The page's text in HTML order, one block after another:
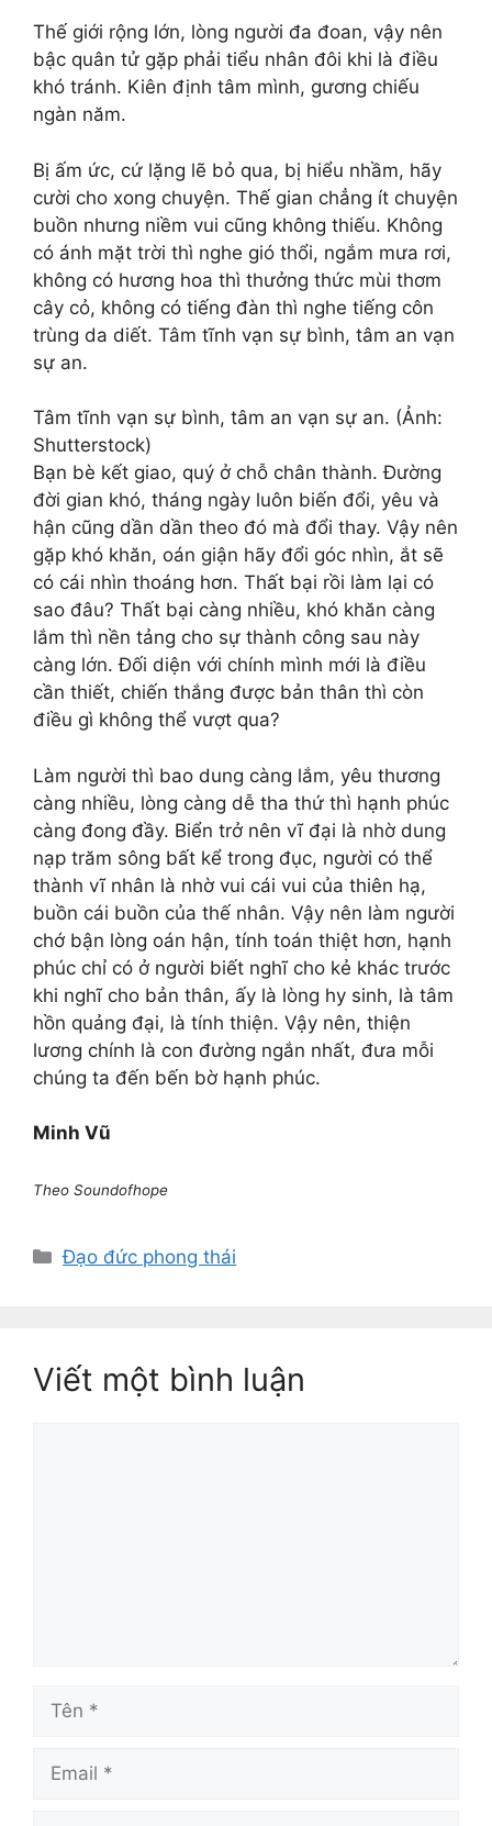
Thế giới rộng lớn, lòng người đa đoan, vậy nên
bậc quân tử gặp phải tiểu nhân đôi khi là điều
khó tránh. Kiên định tâm mình, gương chiếu
ngàn năm.
Bị ấm ức, cứ lặng lẽ bỏ qua, bị hiểu nhầm, hãy
cười cho xong chuyện. Thế gian chẳng ít chuyện
buồn nhưng niềm vui cũng không thiếu. Không
có ánh mặt trời thì nghe gió thổi, ngắm mưa rơi,
không có hương hoa thì thưởng thức mùi thơm
cây cỏ, không có tiếng đàn thì nghe tiếng côn
trùng da diết. Tâm tĩnh vạn sự bình, tâm an vạn
sự an.
Tâm tĩnh vạn sự bình, tâm an vạn sự an. (Ảnh:
Shutterstock)
Bạn bè kết giao, quý ở chỗ chân thành. Đường
đời gian khó, tháng ngày luôn biến đổi, yêu và
hận cũng dần dần theo đó mà đổi thay. Vậy nên
gặp khó khăn, oán giận hãy đổi góc nhìn, ắt sẽ
có cái nhìn thoáng hơn. Thất bại rồi làm lại có
sao đâu? Thất bại càng nhiều, khó khăn càng
lắm thì nền tảng cho sự thành công sau này
càng lớn. Đối diện với chính mình mới là điều
cần thiết, chiến thắng được bản thân thì còn
điều gì không thể vượt qua?
Làm người thì bao dung càng lắm, yêu thương
càng nhiều, lòng càng dễ tha thứ thì hạnh phúc
càng đong đầy. Biển trở nên vĩ đại là nhờ dung
nạp trăm sông bất kể trong đục, người có thể
thành vĩ nhân là nhờ vui cái vui của thiên hạ,
buồn cái buồn của thế nhân. Vậy nên làm người
chớ bận lòng oán hận, tính toán thiệt hơn, hạnh
phúc chỉ có ở người biết nghĩ cho kẻ khác trước
khi nghĩ cho bản thân, ấy là lòng hy sinh, là tâm
hồn quảng đại, là tính thiện. Vậy nên, thiện
lương chính là con đường ngắn nhất, đưa mỗi
chúng ta đến bến bờ hạnh phúc.
Minh Vũ
Theo Soundofhope
Danh
Đạo đức phong thái
Viết một bình luận